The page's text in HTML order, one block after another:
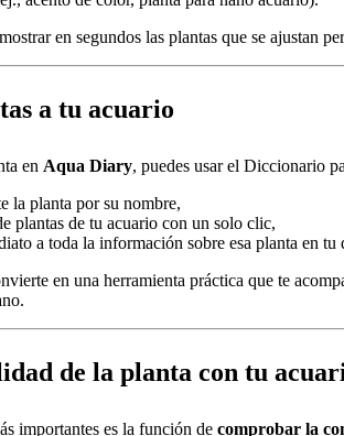
en segundos las plantas que se ajustan
a tu acuario
en Aqua Diary, puedes usar el Diccionario
la planta por su nombre,
plantas de tu acuario con un solo clic,
a toda la información sobre esa planta en tu
en una herramienta práctica que te
de la planta con tu
importantes es la función de comprobar la